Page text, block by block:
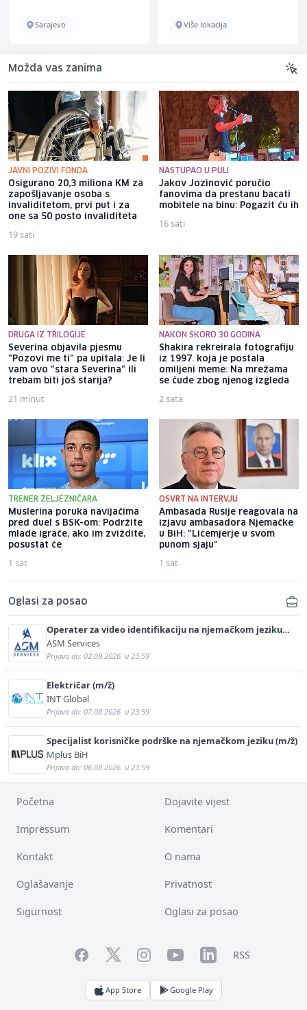
Sarajevo Više lokacija
Možda vas zanima
JAVNI POZIVI FONDA
Osigurano 20,3 miliona KM za
zapošljavanje osoba s
invaliditetom, prvi put i za
one sa 50 posto invaliditeta
19 sati
NASTUPAO U PULI
Jakov Jozinović poručio
fanovima da prestanu bacati
mobitele na binu: Pogazit ću ih
16 sati
DRUGA IZ TRILOGIJE
Severina objavila pjesmu
"Pozovi me ti" pa upitala: Je li
vam ovo "stara Severina" ili
trebam biti još starija?
21 minut
NAKON SKORO 30 GODINA
Shakira rekreirala fotografiju
iz 1997. koja je postala
omiljeni meme: Na mrežama
se čude zbog njenog izgleda
2 sata
TRENER ŽELJEZNIČARA
Muslerina poruka navijačima
pred duel s BSK-om: Podržite
mlade igrače, ako im zviždite,
posustat će
1 sat
OSVRT NA INTERVJU
Ambasada Rusije reagovala na
izjavu ambasadora Njemačke
u BiH: "Licemjerje u svom
punom sjaju"
1 sat
Oglasi za posao
Operater za video identifikaciju na njemačkom jeziku
(m/ž)
ASM Services
Prijava do: 02.09.2026. u 23:59
Električar (m/ž)
INT Global
Prijava do: 07.08.2026. u 23:59
Specijalist korisničke podrške na njemačkom jeziku (m/ž)
Mplus BiH
Prijava do: 06.08.2026. u 23:59
Početna Dojavite vijest
Impressum Komentari
Kontakt O nama
Oglašavanje Privatnost
Sigurnost Oglasi za posao
FacebookTwitterInstagramYouTubeLinkedInRSS
App Store Google Play